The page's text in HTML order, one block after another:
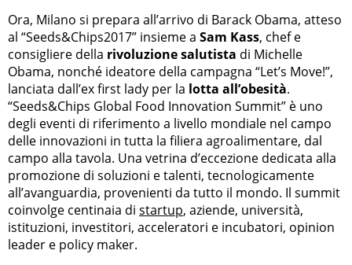
Ora, Milano si prepara all’arrivo di Barack Obama, atteso
al “Seeds&Chips2017” insieme a Sam Kass, chef e
consigliere della rivoluzione salutista di Michelle
Obama, nonché ideatore della campagna “Let’s Move!”,
lanciata dall’ex first lady per la lotta all’obesità.
“Seeds&Chips Global Food Innovation Summit” è uno
degli eventi di riferimento a livello mondiale nel campo
delle innovazioni in tutta la filiera agroalimentare, dal
campo alla tavola. Una vetrina d’eccezione dedicata alla
promozione di soluzioni e talenti, tecnologicamente
all’avanguardia, provenienti da tutto il mondo. Il summit
coinvolge centinaia di startup, aziende, università,
istituzioni, investitori, acceleratori e incubatori, opinion
leader e policy maker.